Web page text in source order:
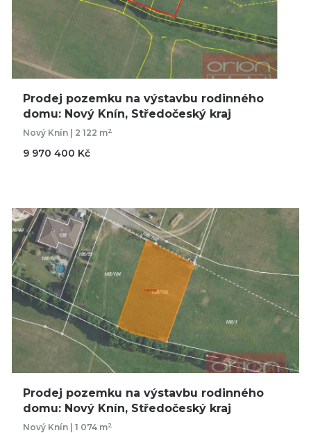
Prodej pozemku na výstavbu rodinného
domu: Nový Knín, Středočeský kraj
Nový Knín | 2 122 m2
9 970 400 Kč
Prodej pozemku na výstavbu rodinného
domu: Nový Knín, Středočeský kraj
Nový Knín | 1 074 m2